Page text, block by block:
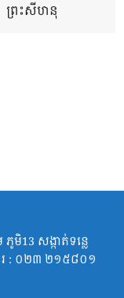
ព្រះសីហនុ
មិ13 សង្កាត់ទន្លេ
រ : ០២៣ ២១៥៨០១